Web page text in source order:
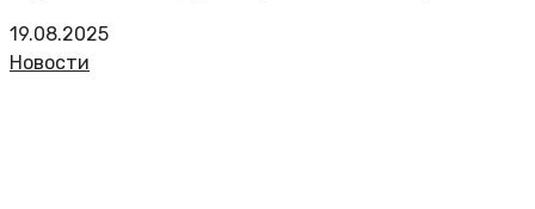
19.08.2025
Новости